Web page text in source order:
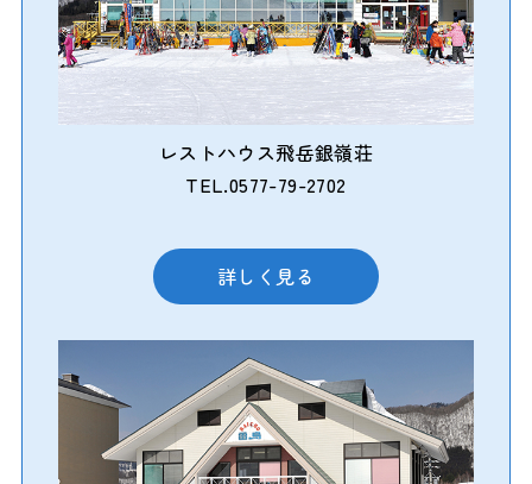
レストハウス飛岳銀嶺荘
TEL.0577-79-2702
詳しく見る